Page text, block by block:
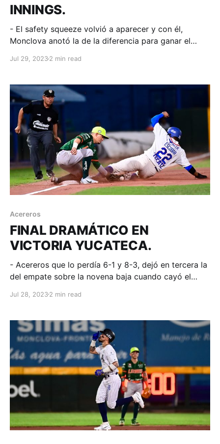
INNINGS.
- El safety squeeze volvió a aparecer y con él,
Monclova anotó la de la diferencia para ganar el
California; 28 de julio de 2023. Acereros-
abridores y relevistas nos regalaron Acereros y Toros
en el arranque de
Jul 29, 20232 min read
Acereros
FINAL DRAMÁTICO EN
VICTORIA YUCATECA.
- Acereros que lo perdía 6-1 y 8-3, dejó en tercera la
del empate sobre la novena baja cuando cayó el
julio de 2023. Acereros-Comunicación. Con el
outs Logan Moore da
Jul 28, 20232 min read